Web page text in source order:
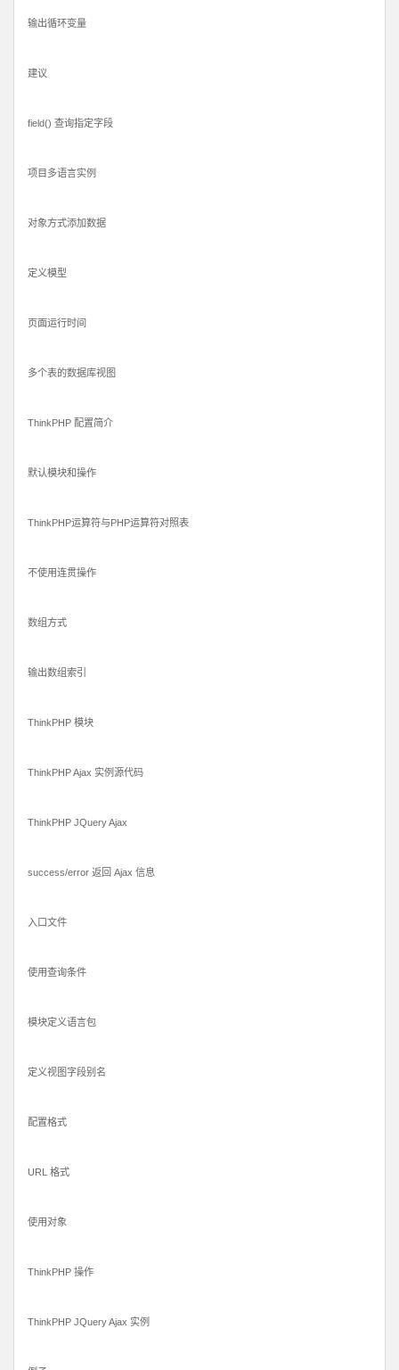
输出循环变量
建议
field() 查询指定字段
项目多语言实例
对象方式添加数据
定义模型
页面运行时间
多个表的数据库视图
ThinkPHP 配置简介
默认模块和操作
ThinkPHP运算符与PHP运算符对照表
不使用连贯操作
数组方式
输出数组索引
ThinkPHP 模块
ThinkPHP Ajax 实例源代码
ThinkPHP JQuery Ajax
success/error 返回 Ajax 信息
入口文件
使用查询条件
模块定义语言包
定义视图字段别名
配置格式
URL 格式
使用对象
ThinkPHP 操作
ThinkPHP JQuery Ajax 实例